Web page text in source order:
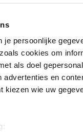
je persoonlijke
cookies om
als doel
advertenties en
kiezen wie uw